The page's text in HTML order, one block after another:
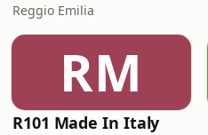
Reggio Emilia
RM
R101 Made In Italy